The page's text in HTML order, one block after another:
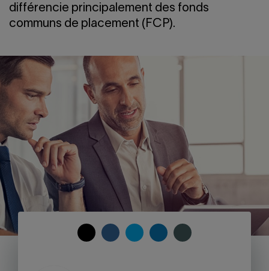
English
différencie principalement des fonds
communs de placement (FCP).
COPYSHARESHARESHARESHARE